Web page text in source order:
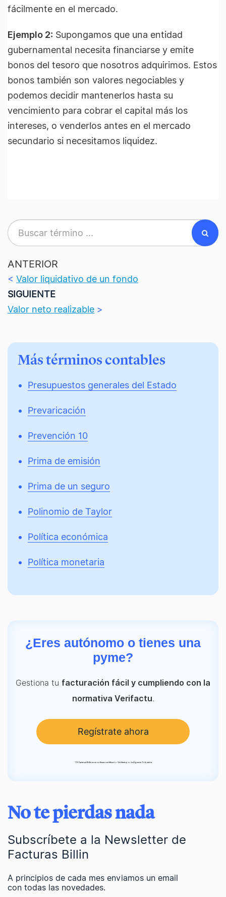
fácilmente en el mercado.
Ejemplo 2: Supongamos que una entidad
gubernamental necesita financiarse y emite
bonos del tesoro que nosotros adquirimos. Estos
bonos también son valores negociables y
podemos decidir mantenerlos hasta su
vencimiento para cobrar el capital más los
intereses, o venderlos antes en el mercado
secundario si necesitamos liquidez.
ANTERIOR
< Valor liquidativo de un fondo
SIGUIENTE
Valor neto realizable >
Más términos contables
Presupuestos generales del Estado
Prevaricación
Prevención 10
Prima de emisión
Prima de un seguro
Polinomio de Taylor
Política económica
Política monetaria
¿Eres autónomo o tienes una
pyme?
Gestiona tu facturación fácil y cumpliendo con la
normativa Verifactu.
Regístrate ahora
*TS Facturas Billin es un software certificado Verifactu por la Agencia Tributaria.
No te pierdas nada
Subscríbete a la Newsletter de
Facturas Billin
A principios de cada mes enviamos un email
con todas las novedades.